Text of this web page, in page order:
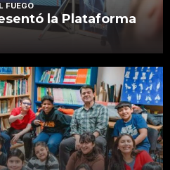
FUEGO
la Plataforma